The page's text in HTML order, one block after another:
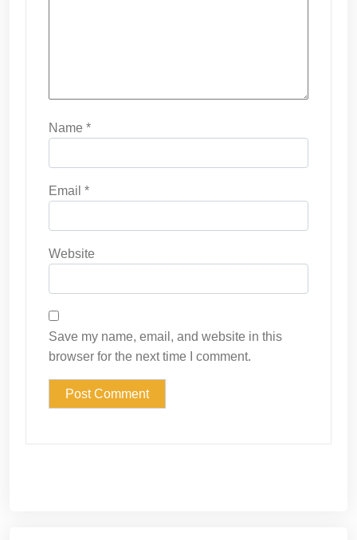
Name *
Email *
Website
Save my name, email, and website in this
browser for the next time I comment.